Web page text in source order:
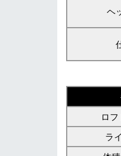
ヘ
ロフ
ラ